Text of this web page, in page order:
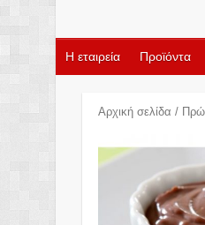
Η εταιρεία Προϊόντα
Αρχική σελίδα /